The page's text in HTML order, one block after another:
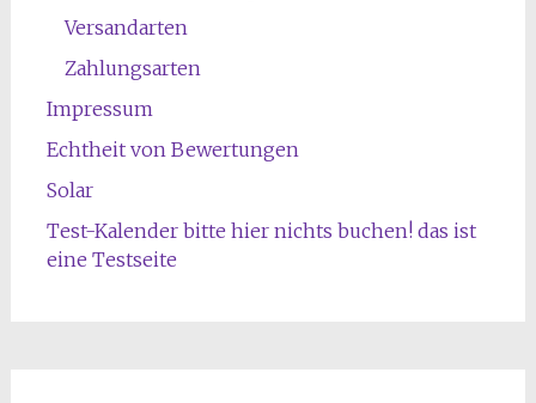
Versandarten
Zahlungsarten
Impressum
Echtheit von Bewertungen
Solar
Test-Kalender bitte hier nichts buchen! das ist
eine Testseite